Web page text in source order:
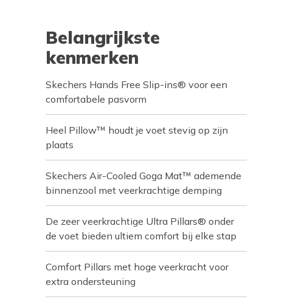
Belangrijkste
kenmerken
Skechers Hands Free Slip-ins® voor een
comfortabele pasvorm
Heel Pillow™ houdt je voet stevig op zijn
plaats
Skechers Air-Cooled Goga Mat™ ademende
binnenzool met veerkrachtige demping
De zeer veerkrachtige Ultra Pillars® onder
de voet bieden ultiem comfort bij elke stap
Comfort Pillars met hoge veerkracht voor
extra ondersteuning